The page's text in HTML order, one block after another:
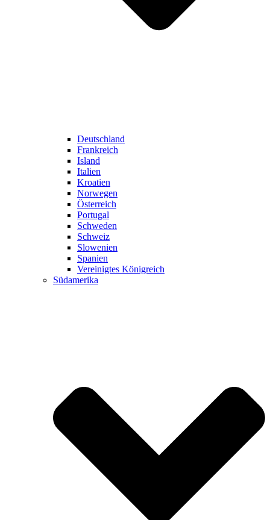
Deutschland
Frankreich
Island
Italien
Kroatien
Norwegen
Österreich
Portugal
Schweden
Schweiz
Slowenien
Spanien
Vereinigtes Königreich
Südamerika